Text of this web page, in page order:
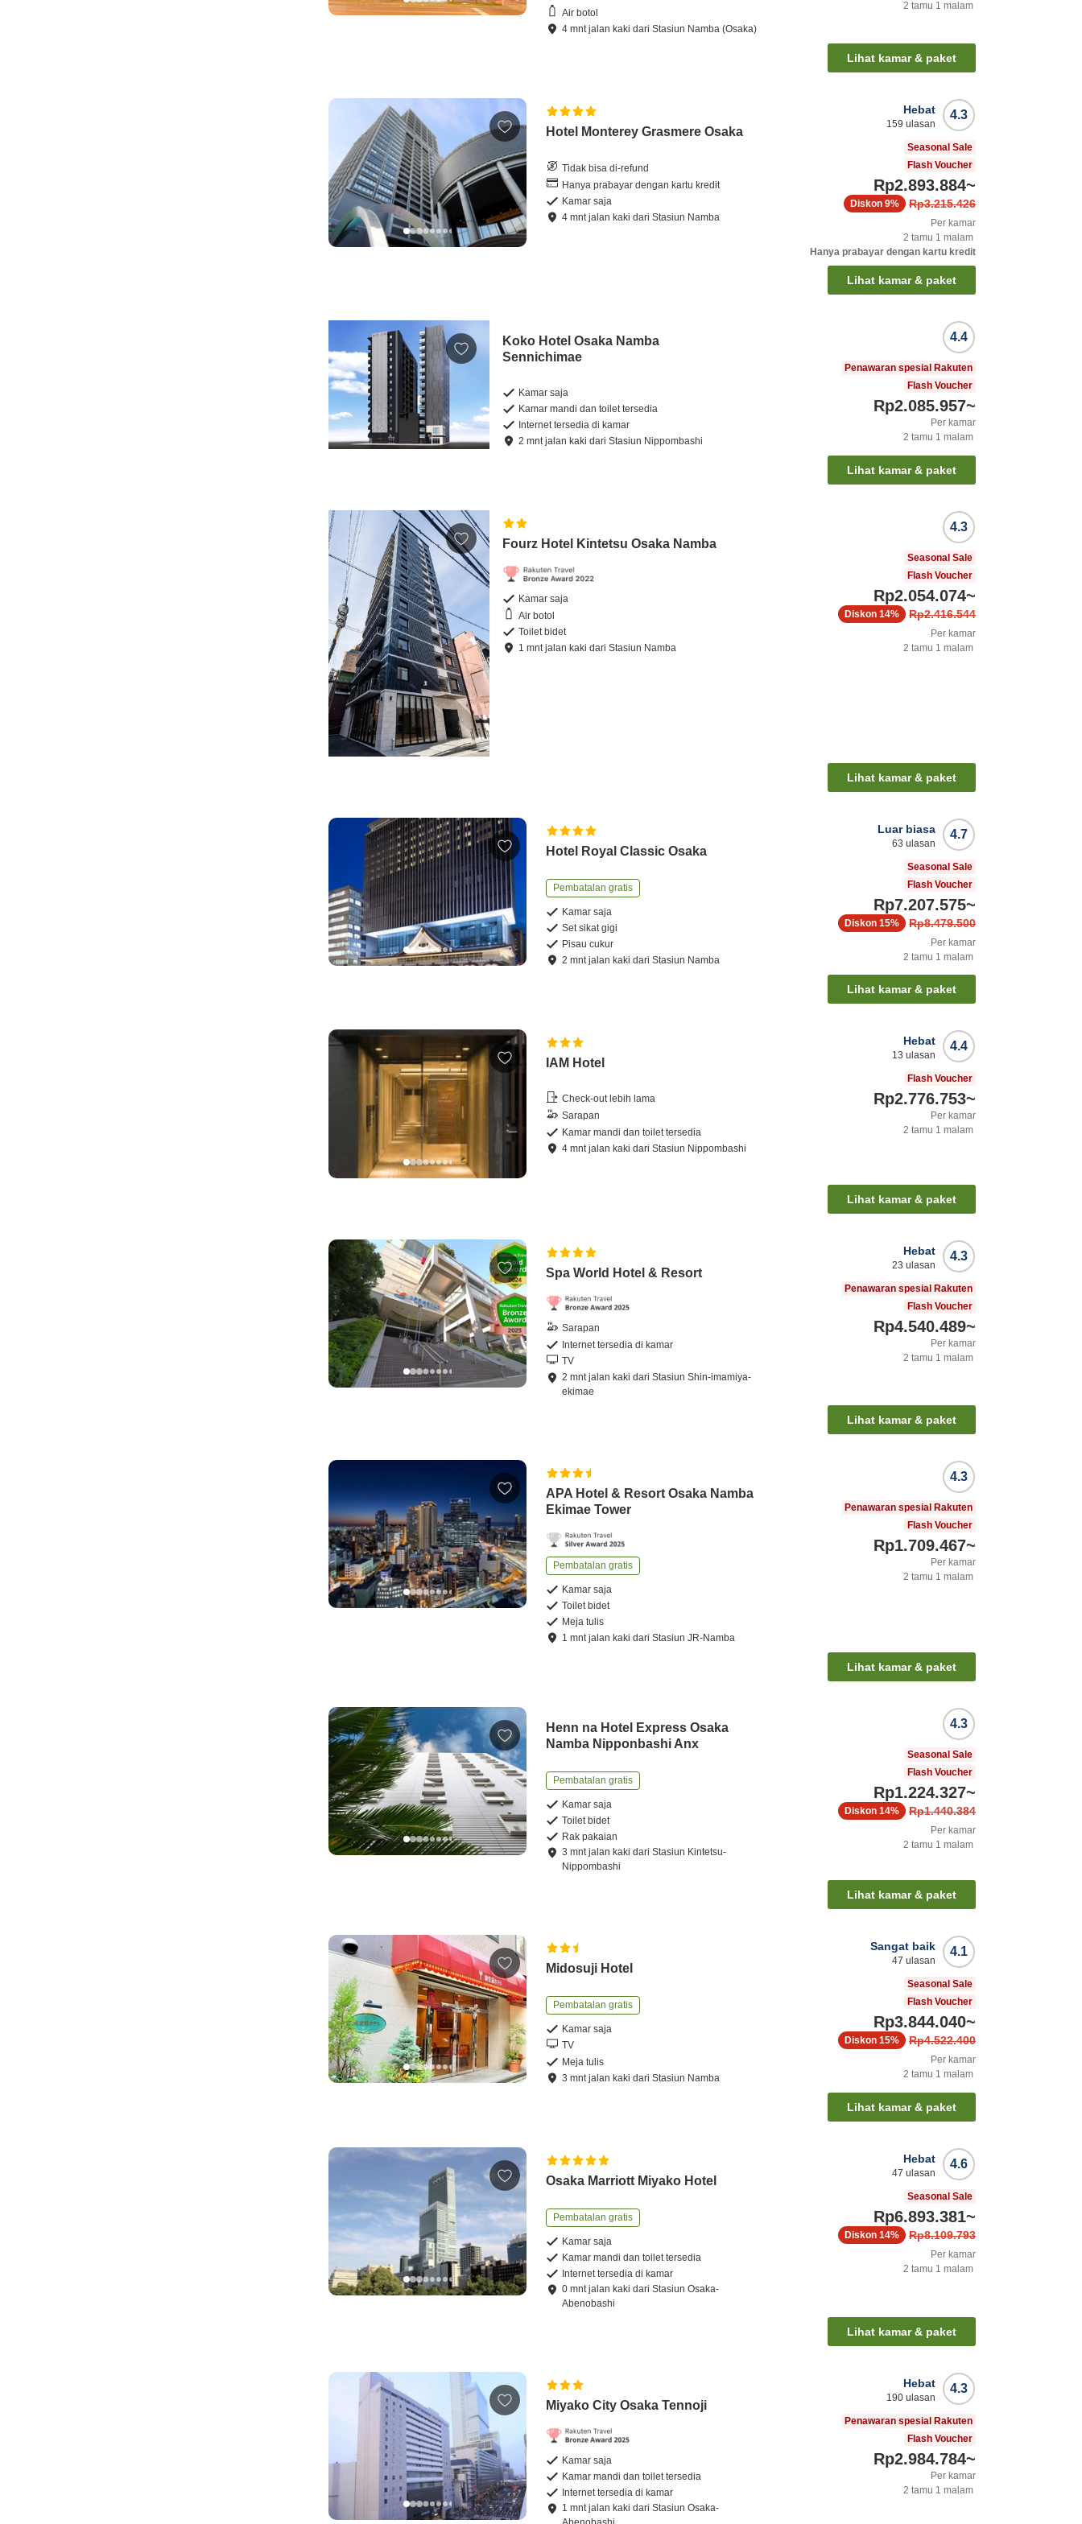
Air botol
4 mntjalan kaki dariStasiun Namba (Osaka)
2 tamu 1 malam
Lihat kamar & paket
Hotel Monterey Grasmere Osaka
Tidak bisa di-refund
Hanya prabayar dengan kartu kredit
Kamar saja
4 mntjalan kaki dariStasiun Namba
4.3
Hebat
159 ulasan
Seasonal Sale
Flash Voucher
Rp2.893.884~
Rp3.215.426
Diskon 9%
Per kamar
2 tamu 1 malam
Hanya prabayar dengan kartu kredit
Lihat kamar & paket
Koko Hotel Osaka Namba
Sennichimae
Kamar saja
Kamar mandi dan toilet tersedia
Internet tersedia di kamar
2 mntjalan kaki dariStasiun Nippombashi
4.4
Penawaran spesial Rakuten
Flash Voucher
Rp2.085.957~
Per kamar
2 tamu 1 malam
Lihat kamar & paket
Fourz Hotel Kintetsu Osaka Namba
Kamar saja
Air botol
Toilet bidet
1 mntjalan kaki dariStasiun Namba
4.3
Seasonal Sale
Flash Voucher
Rp2.054.074~
Rp2.416.544
Diskon 14%
Per kamar
2 tamu 1 malam
Lihat kamar & paket
Hotel Royal Classic Osaka
Pembatalan gratis
Kamar saja
Set sikat gigi
Pisau cukur
2 mntjalan kaki dariStasiun Namba
4.7
Luar biasa
63 ulasan
Seasonal Sale
Flash Voucher
Rp7.207.575~
Rp8.479.500
Diskon 15%
Per kamar
2 tamu 1 malam
Lihat kamar & paket
IAM Hotel
Check-out lebih lama
Sarapan
Kamar mandi dan toilet tersedia
4 mntjalan kaki dariStasiun Nippombashi
4.4
Hebat
13 ulasan
Flash Voucher
Rp2.776.753~
Per kamar
2 tamu 1 malam
Lihat kamar & paket
Spa World Hotel & Resort
Sarapan
Internet tersedia di kamar
TV
2 mntjalan kaki dariStasiun Shin-imamiya-
ekimae
4.3
Hebat
23 ulasan
Penawaran spesial Rakuten
Flash Voucher
Rp4.540.489~
Per kamar
2 tamu 1 malam
Lihat kamar & paket
APA Hotel & Resort Osaka Namba
Ekimae Tower
Pembatalan gratis
Kamar saja
Toilet bidet
Meja tulis
1 mntjalan kaki dariStasiun JR-Namba
4.3
Penawaran spesial Rakuten
Flash Voucher
Rp1.709.467~
Per kamar
2 tamu 1 malam
Lihat kamar & paket
Henn na Hotel Express Osaka
Namba Nipponbashi Anx
Pembatalan gratis
Kamar saja
Toilet bidet
Rak pakaian
3 mntjalan kaki dariStasiun Kintetsu-
Nippombashi
4.3
Seasonal Sale
Flash Voucher
Rp1.224.327~
Rp1.440.384
Diskon 14%
Per kamar
2 tamu 1 malam
Lihat kamar & paket
Midosuji Hotel
Pembatalan gratis
Kamar saja
TV
Meja tulis
3 mntjalan kaki dariStasiun Namba
4.1
Sangat baik
47 ulasan
Seasonal Sale
Flash Voucher
Rp3.844.040~
Rp4.522.400
Diskon 15%
Per kamar
2 tamu 1 malam
Lihat kamar & paket
Osaka Marriott Miyako Hotel
Pembatalan gratis
Kamar saja
Kamar mandi dan toilet tersedia
Internet tersedia di kamar
0 mntjalan kaki dariStasiun Osaka-
Abenobashi
4.6
Hebat
47 ulasan
Seasonal Sale
Rp6.893.381~
Rp8.109.793
Diskon 14%
Per kamar
2 tamu 1 malam
Lihat kamar & paket
Miyako City Osaka Tennoji
Kamar saja
Kamar mandi dan toilet tersedia
Internet tersedia di kamar
1 mntjalan kaki dariStasiun Osaka-
4.3
Hebat
190 ulasan
Penawaran spesial Rakuten
Flash Voucher
Rp2.984.784~
Per kamar
2 tamu 1 malam